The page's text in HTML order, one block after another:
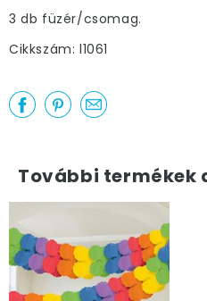
3 db füzér/csomag.
Cikkszám: l1061
További termékek